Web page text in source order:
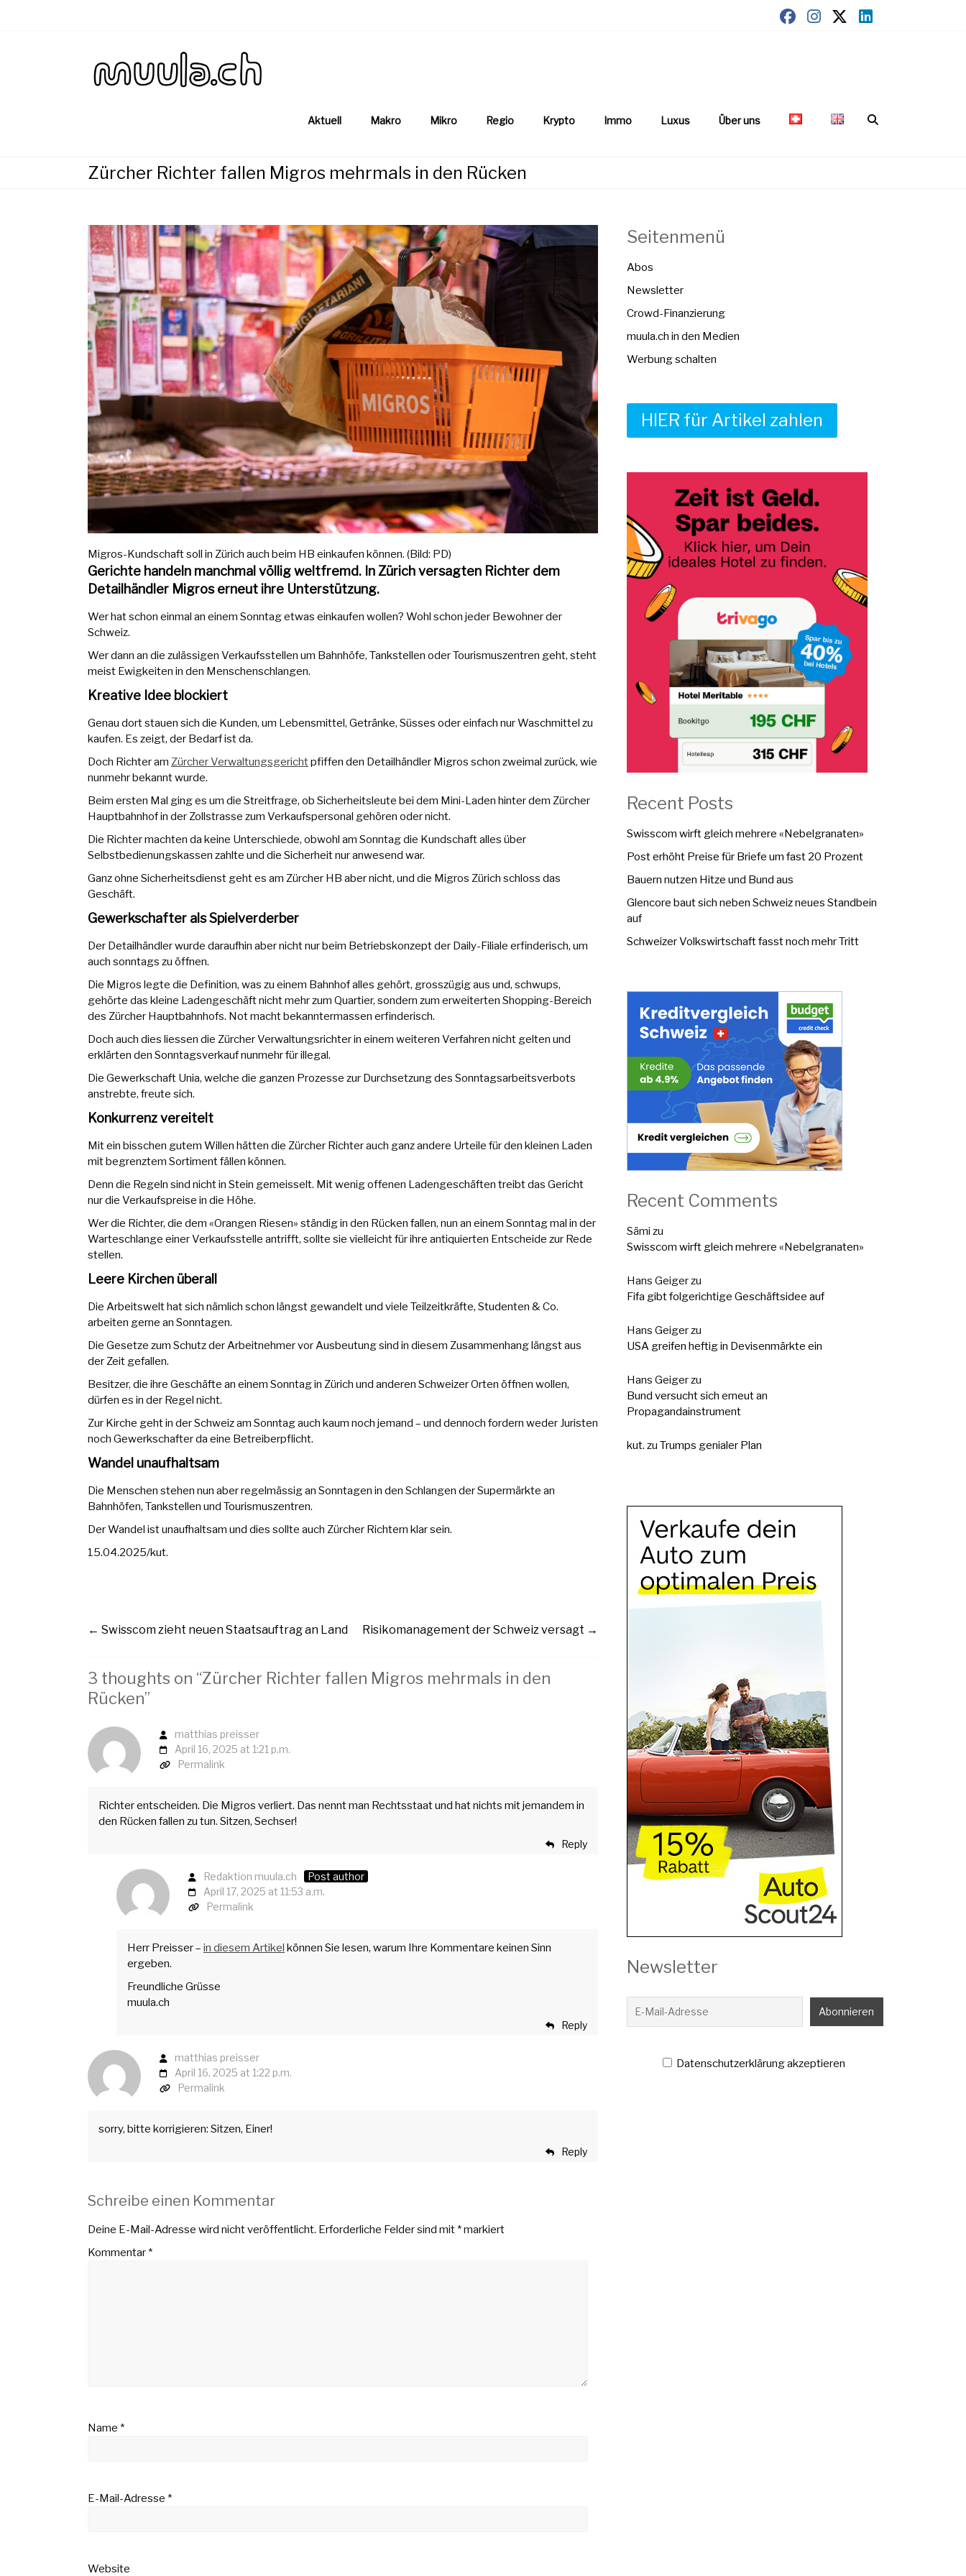
Aktuell Makro Mikro Regio Krypto Immo Luxus Über uns
Zürcher Richter fallen Migros mehrmals in den Rücken
Migros-Kundschaft soll in Zürich auch beim HB einkaufen können. (Bild: PD)
Gerichte handeln manchmal völlig weltfremd. In Zürich versagten Richter dem
Detailhändler Migros erneut ihre Unterstützung.
Wer hat schon einmal an einem Sonntag etwas einkaufen wollen? Wohl schon jeder Bewohner der
Schweiz.
Wer dann an die zulässigen Verkaufsstellen um Bahnhöfe, Tankstellen oder Tourismuszentren geht, steht
meist Ewigkeiten in den Menschenschlangen.
Kreative Idee blockiert
Genau dort stauen sich die Kunden, um Lebensmittel, Getränke, Süsses oder einfach nur Waschmittel zu
kaufen. Es zeigt, der Bedarf ist da.
Doch Richter am Zürcher Verwaltungsgerichtpfiffen den Detailhändler Migros schon zweimal zurück, wie
nunmehr bekannt wurde.
Beim ersten Mal ging es um die Streitfrage, ob Sicherheitsleute bei dem Mini-Laden hinter dem Zürcher
Hauptbahnhof in der Zollstrasse zum Verkaufspersonal gehören oder nicht.
Die Richter machten da keine Unterschiede, obwohl am Sonntag die Kundschaft alles über
Selbstbedienungskassen zahlte und die Sicherheit nur anwesend war.
Ganz ohne Sicherheitsdienst geht es am Zürcher HB aber nicht, und die Migros Zürich schloss das
Geschäft.
Gewerkschafter als Spielverderber
Der Detailhändler wurde daraufhin aber nicht nur beim Betriebskonzept der Daily-Filiale erfinderisch, um
auch sonntags zu öffnen.
Die Migros legte die Definition, was zu einem Bahnhof alles gehört, grosszügig aus und, schwups,
gehörte das kleine Ladengeschäft nicht mehr zum Quartier, sondern zum erweiterten Shopping-Bereich
des Zürcher Hauptbahnhofs. Not macht bekanntermassen erfinderisch.
Doch auch dies liessen die Zürcher Verwaltungsrichter in einem weiteren Verfahren nicht gelten und
erklärten den Sonntagsverkauf nunmehr für illegal.
Die Gewerkschaft Unia, welche die ganzen Prozesse zur Durchsetzung des Sonntagsarbeitsverbots
anstrebte, freute sich.
Konkurrenz vereitelt
Mit ein bisschen gutem Willen hätten die Zürcher Richter auch ganz andere Urteile für den kleinen Laden
mit begrenztem Sortiment fällen können.
Denn die Regeln sind nicht in Stein gemeisselt. Mit wenig offenen Ladengeschäften treibt das Gericht
nur die Verkaufspreise in die Höhe.
Wer die Richter, die dem «Orangen Riesen» ständig in den Rücken fallen, nun an einem Sonntag mal in der
Warteschlange einer Verkaufsstelle antrifft, sollte sie vielleicht für ihre antiquierten Entscheide zur Rede
stellen.
Leere Kirchen überall
Die Arbeitswelt hat sich nämlich schon längst gewandelt und viele Teilzeitkräfte, Studenten & Co.
arbeiten gerne an Sonntagen.
Die Gesetze zum Schutz der Arbeitnehmer vor Ausbeutung sind in diesem Zusammenhang längst aus
der Zeit gefallen.
Besitzer, die ihre Geschäfte an einem Sonntag in Zürich und anderen Schweizer Orten öffnen wollen,
dürfen es in der Regel nicht.
Zur Kirche geht in der Schweiz am Sonntag auch kaum noch jemand – und dennoch fordern weder Juristen
noch Gewerkschafter da eine Betreiberpflicht.
Wandel unaufhaltsam
Die Menschen stehen nun aber regelmässig an Sonntagen in den Schlangen der Supermärkte an
Bahnhöfen, Tankstellen und Tourismuszentren.
Der Wandel ist unaufhaltsam und dies sollte auch Zürcher Richtern klar sein.
15.04.2025/kut.
← Swisscom zieht neuen Staatsauftrag an Land Risikomanagement der Schweiz versagt →
3 thoughts on “Zürcher Richter fallen Migros mehrmals in den
Rücken”
matthias preisser
April 16, 2025 at 1:21 p.m.
Permalink
Richter entscheiden. Die Migros verliert. Das nennt man Rechtsstaat und hat nichts mit jemandem in
den Rücken fallen zu tun. Sitzen, Sechser!
Reply
Redaktion muula.ch
Post author
April 17, 2025 at 11:53 a.m.
Permalink
Herr Preisser – in diesem Artikel können Sie lesen, warum Ihre Kommentare keinen Sinn
ergeben.
Freundliche Grüsse
muula.ch
Reply
matthias preisser
April 16, 2025 at 1:22 p.m.
Permalink
sorry, bitte korrigieren: Sitzen, Einer!
Reply
Schreibe einen Kommentar
Deine E-Mail-Adresse wird nicht veröffentlicht. Erforderliche Felder sind mit*markiert
Kommentar*
Name *
E-Mail-Adresse *
Website
Seitenmenü
Abos
Newsletter
Crowd-Finanzierung
muula.ch in den Medien
Werbung schalten
HIER für Artikel zahlen
Recent Posts
Swisscom wirft gleich mehrere «Nebelgranaten»
Post erhöht Preise für Briefe um fast 20 Prozent
Bauern nutzen Hitze und Bund aus
Glencore baut sich neben Schweiz neues Standbein
auf
Schweizer Volkswirtschaft fasst noch mehr Tritt
Recent Comments
Sämi zu
Swisscom wirft gleich mehrere «Nebelgranaten»
Hans Geigerzu
Fifa gibt folgerichtige Geschäftsidee auf
Hans Geigerzu
USA greifen heftig in Devisenmärkte ein
Hans Geigerzu
Bund versucht sich erneut an
Propagandainstrument
kut. zu Trumps genialer Plan
Newsletter
Datenschutzerklärung akzeptieren